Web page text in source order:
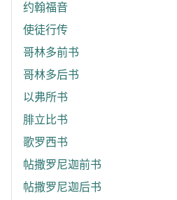
约翰福音
使徒行传
哥林多前书
哥林多后书
以弗所书
腓立比书
歌罗西书
帖撒罗尼迦前书
帖撒罗尼迦后书